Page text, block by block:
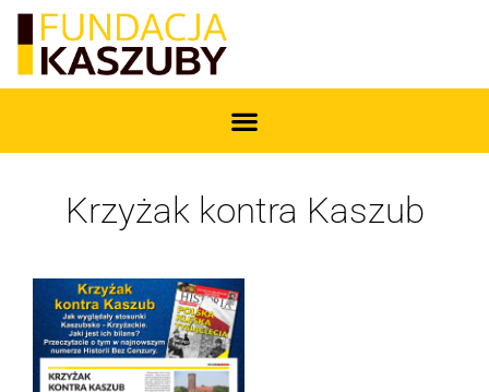
Krzyżak kontra Kaszub